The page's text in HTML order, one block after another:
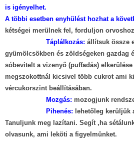
is igényelhet.
A többi esetben enyhülést hozhat a
kétségei merülnek fel, forduljon
Táplálkozás: állítsuk össze
gyümölcsökben és zöldségeken gazdag
sóbevitelt a vizenyő (puffadás)
megszokottnál kicsivel több cukrot ami
vércukorszint beállításában.
Mozgás: mozogjunk
Pihenés: lehetőleg kerüljük
Tanuljunk meg lazítani. Segít ,ha
olvasunk, ami leköti a figyelmünket.